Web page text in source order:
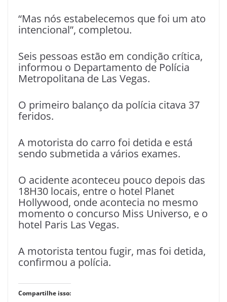
“Mas nós estabelecemos que foi um ato
intencional”, completou.
Seis pessoas estão em condição crítica,
informou o Departamento de Polícia
Metropolitana de Las Vegas.
O primeiro balanço da polícia citava 37
feridos.
A motorista do carro foi detida e está
sendo submetida a vários exames.
O acidente aconteceu pouco depois das
18H30 locais, entre o hotel Planet
Hollywood, onde acontecia no mesmo
momento o concurso Miss Universo, e o
hotel Paris Las Vegas.
A motorista tentou fugir, mas foi detida,
confirmou a polícia.
Compartilhe isso: